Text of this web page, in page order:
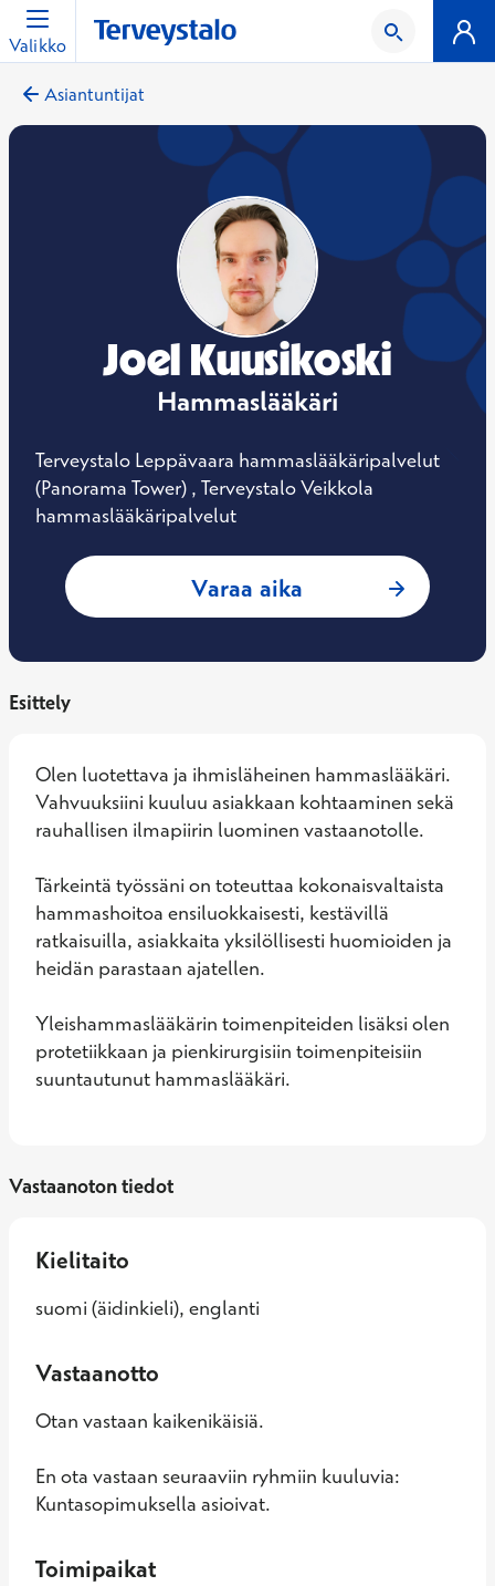
Valikko
Asiantuntijat
Joel Kuusikoski
Hammaslääkäri
Terveystalo Leppävaara hammaslääkäripalvelut
(Panorama Tower) , Terveystalo Veikkola
hammaslääkäripalvelut
Varaa aika : Joel
Esittely
Olen luotettava ja ihmisläheinen hammaslääkäri.
Vahvuuksiini kuuluu asiakkaan kohtaaminen sekä
rauhallisen ilmapiirin luominen vastaanotolle.
Tärkeintä työssäni on toteuttaa kokonaisvaltaista
hammashoitoa ensiluokkaisesti, kestävillä
ratkaisuilla, asiakkaita yksilöllisesti huomioiden ja
heidän parastaan ajatellen.
Yleishammaslääkärin toimenpiteiden lisäksi olen
protetiikkaan ja pienkirurgisiin toimenpiteisiin
suuntautunut hammaslääkäri.
Vastaanoton tiedot
Kielitaito
suomi (äidinkieli), englanti
Vastaanotto
Otan vastaan kaikenikäisiä.
En ota vastaan seuraaviin ryhmiin kuuluvia:
Kuntasopimuksella asioivat.
Toimipaikat